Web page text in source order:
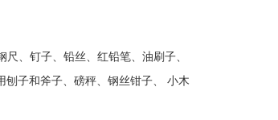
、钉子、铅丝、红铅笔、油刷子、
子和斧子、磅秤、钢丝钳子、 小木